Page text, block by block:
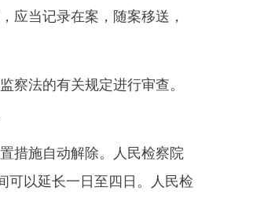
当记录在案，随案移送，
法的有关规定进行审查。
措施自动解除。人民检察院
可以延长一日至四日。人民检